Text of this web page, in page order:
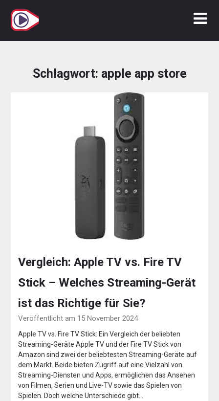
Inhalt
springen
Schlagwort: apple app store
Vergleich: Apple TV vs. Fire TV
Stick – Welches Streaming-Gerät
ist das Richtige für Sie?
Veröffentlicht am 15 November 2024
Apple TV vs. Fire TV Stick: Ein Vergleich der beliebten
Streaming-Geräte Apple TV und der Fire TV Stick von
Amazon sind zwei der beliebtesten Streaming-Geräte auf
dem Markt. Beide bieten Zugriff auf eine Vielzahl von
Streaming-Diensten und Apps, ermöglichen das Ansehen
von Filmen, Serien und Live-TV sowie das Spielen von
Spielen. Doch welche Unterschiede gibt…